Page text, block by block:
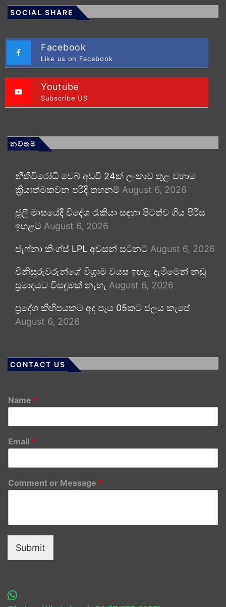
SOCIAL SHARE
Facebook
Like us on Facebook
Youtube
Subscribe US
නවතම
නීතිවිරෝධී වෙබ් අඩවි 24ක් ලංකාව තුළ වහාම
ක්‍රියාත්මකවන පරිදි තහනම් August 6, 2026
ජූලි මාසයේදී විදේශ රැකියා සඳහා පිටත්ව ගිය පිරිස
ඉහළට August 6, 2026
ජැෆ්නා කිංග්ස් LPL අවසන් සටනට August 6, 2026
විනිසුරුවරුන්ගේ විශ්‍රාම වයස ඉහළ දැමීමෙන් නඩු
ප්‍රමාදයට විසඳුමක් නැහැ August 6, 2026
ප්‍රදේශ කිහිපයකට අද පැය 05කට ජලය කැපේ
August 6, 2026
CONTACT US
Name *
Email *
Comment or Message *
Submit